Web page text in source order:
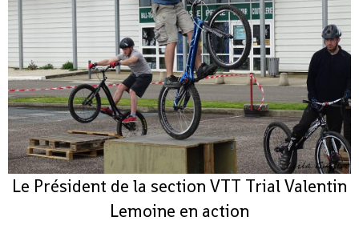
Le Président de la section VTT Trial Valentin
Lemoine en action